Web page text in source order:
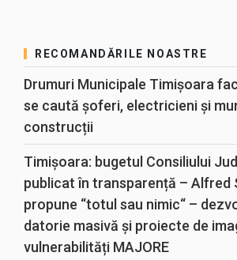
RECOMANDĂRILE NOASTRE
Drumuri Municipale Timișoara
se caută șoferi, electricieni și
construcții
Timișoara: bugetul Consiliului
publicat în transparență – Alfred
propune “totul sau nimic“ –
datorie masivă și proiecte de
vulnerabilități MAJORE